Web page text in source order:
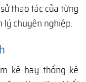
thao tác của từng
lý chuyên nghiệp.
kê hay thống kê